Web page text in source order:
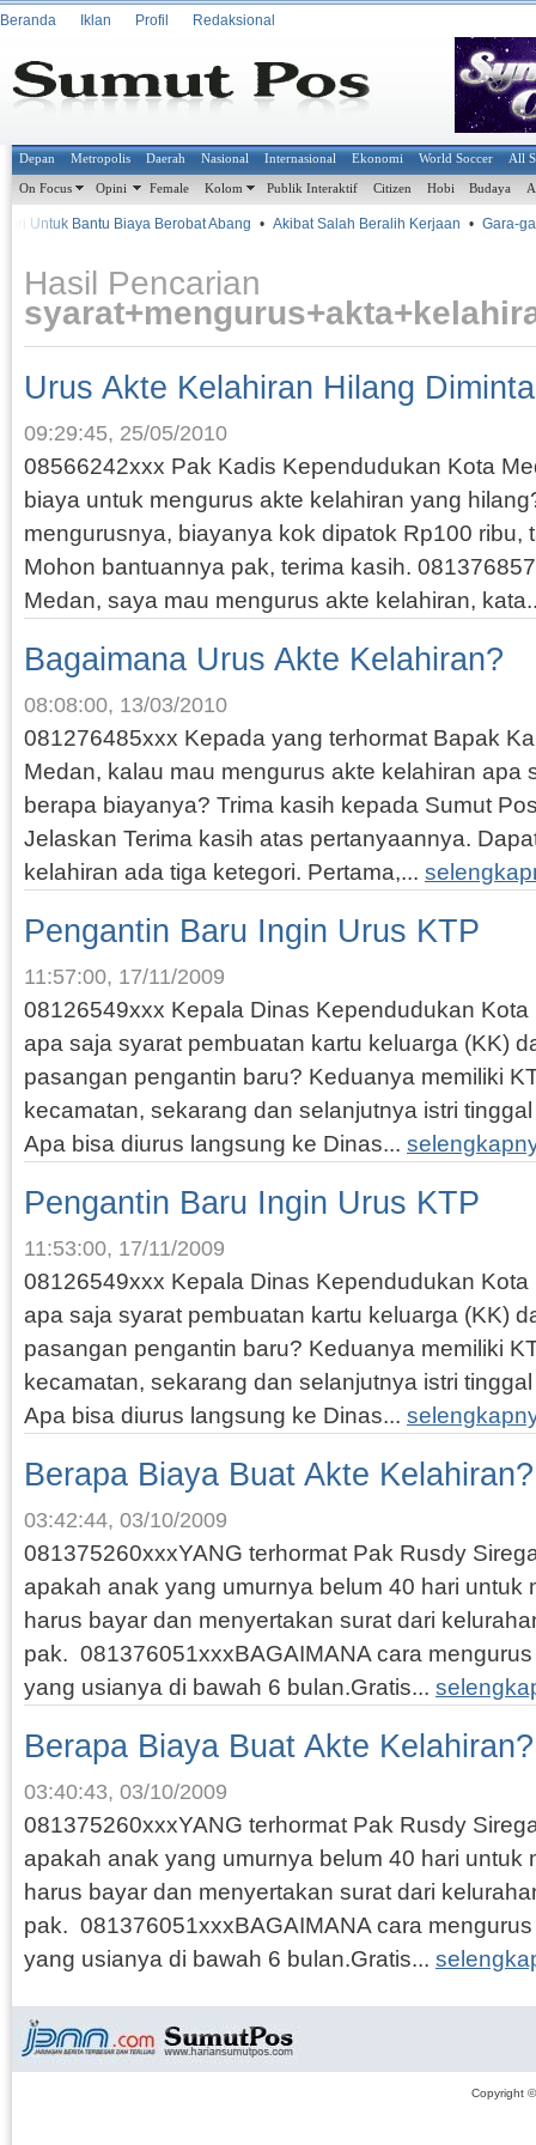
Beranda Iklan Profil Redaksional
Depan Metropolis Daerah Nasional Internasional Ekonomi World Soccer All
On Focus Opini Female Kolom Publik Interaktif Citizen Hobi Budaya
Untuk Bantu Biaya Berobat Abang • Akibat Salah Beralih Kerjaan • Gara-
Hasil Pencarian
Urus Akte Kelahiran Hilang
09:29:45, 25/05/2010
08566242xxx Pak Kadis Kependudukan Kota
biaya untuk mengurus akte kelahiran yang
mengurusnya, biayanya kok dipatok Rp100 ribu,
Mohon bantuannya pak, terima kasih.
Medan, saya mau mengurus akte kelahiran,
Bagaimana Urus Akte Kelahiran?
08:08:00, 13/03/2010
081276485xxx Kepada yang terhormat Bapak
Medan, kalau mau mengurus akte kelahiran apa
berapa biayanya? Trima kasih kepada Sumut
Jelaskan Terima kasih atas pertanyaannya.
kelahiran ada tiga ketegori. Pertama,...
Pengantin Baru Ingin Urus KTP
11:57:00, 17/11/2009
08126549xxx Kepala Dinas Kependudukan
apa saja syarat pembuatan kartu keluarga (KK)
pasangan pengantin baru? Keduanya memiliki
kecamatan, sekarang dan selanjutnya istri
Apa bisa diurus langsung ke Dinas...
Pengantin Baru Ingin Urus KTP
11:53:00, 17/11/2009
08126549xxx Kepala Dinas Kependudukan
apa saja syarat pembuatan kartu keluarga (KK)
pasangan pengantin baru? Keduanya memiliki
kecamatan, sekarang dan selanjutnya istri
Apa bisa diurus langsung ke Dinas...
Berapa Biaya Buat Akte Kelahiran?
03:42:44, 03/10/2009
081375260xxxYANG terhormat Pak Rusdy
apakah anak yang umurnya belum 40 hari untuk
harus bayar dan menyertakan surat dari
pak. 081376051xxxBAGAIMANA cara
yang usianya di bawah 6 bulan.Gratis...
Berapa Biaya Buat Akte Kelahiran?
03:40:43, 03/10/2009
081375260xxxYANG terhormat Pak Rusdy
apakah anak yang umurnya belum 40 hari untuk
harus bayar dan menyertakan surat dari
pak. 081376051xxxBAGAIMANA cara
yang usianya di bawah 6 bulan.Gratis...
Copyright